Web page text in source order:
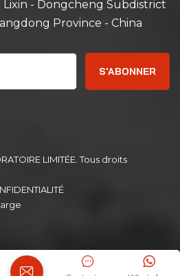
Lixin - Dongcheng Subdistrict
Province - China
LIMITÉE. Tous droits